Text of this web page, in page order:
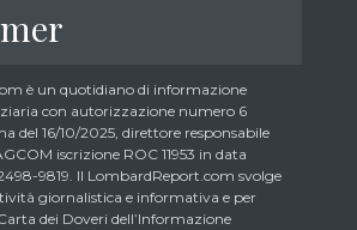
è un quotidiano di informazione
con autorizzazione numero 6
del 16/10/2025, direttore responsabile
iscrizione ROC 11953 in data
9819. Il LombardReport.com svolge
giornalistica e informativa e per
dei Doveri dell’Informazione